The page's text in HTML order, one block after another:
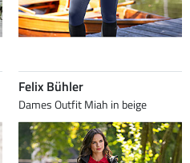
Felix Bühler
Dames Outfit Miah in beige